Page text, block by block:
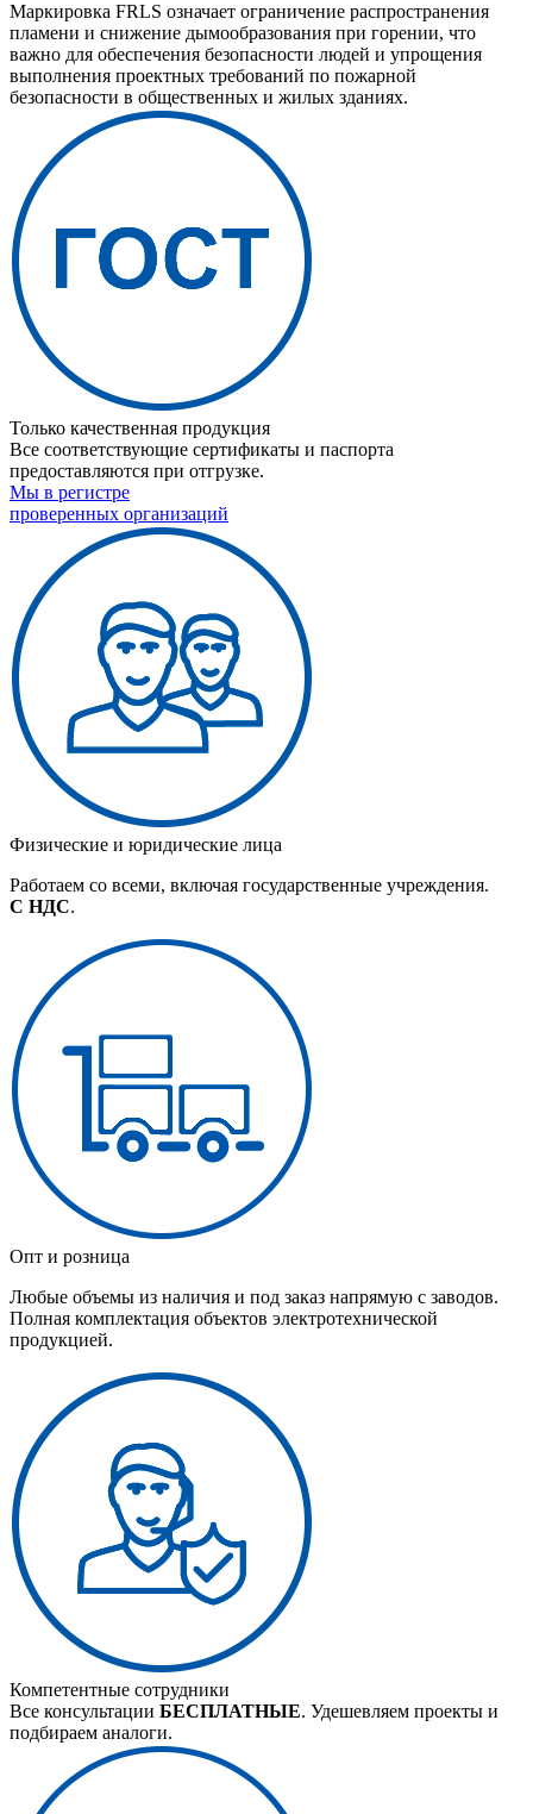
Маркировка FRLS означает ограничение распространения
пламени и снижение дымообразования при горении, что
важно для обеспечения безопасности людей и упрощения
выполнения проектных требований по пожарной
безопасности в общественных и жилых зданиях.
Только качественная продукция
Все соответствующие сертификаты и паспорта
предоставляются при отгрузке.
Мы в регистре
проверенных организаций
Физические и юридические лица
Работаем со всеми, включая государственные учреждения.
С НДС.
Опт и розница
Любые объемы из наличия и под заказ напрямую с заводов.
Полная комплектация объектов электротехнической
продукцией.
Компетентные сотрудники
Все консультации БЕСПЛАТНЫЕ. Удешевляем проекты и
подбираем аналоги.